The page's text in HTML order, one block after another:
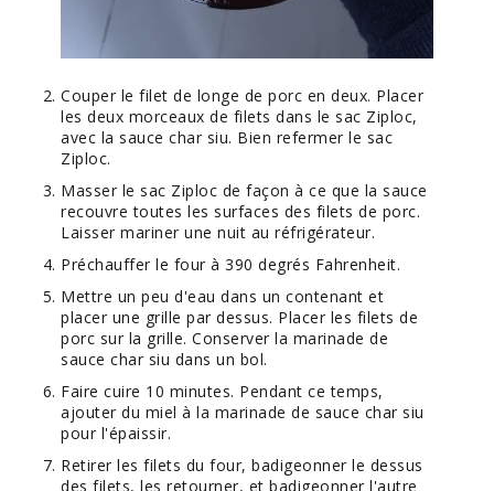
Couper le filet de longe de porc en deux. Placer
les deux morceaux de filets dans le sac Ziploc,
avec la sauce char siu. Bien refermer le sac
Ziploc.
Masser le sac Ziploc de façon à ce que la sauce
recouvre toutes les surfaces des filets de porc.
Laisser mariner une nuit au réfrigérateur.
Préchauffer le four à 390 degrés Fahrenheit.
Mettre un peu d'eau dans un contenant et
placer une grille par dessus. Placer les filets de
porc sur la grille. Conserver la marinade de
sauce char siu dans un bol.
Faire cuire 10 minutes. Pendant ce temps,
ajouter du miel à la marinade de sauce char siu
pour l'épaissir.
Retirer les filets du four, badigeonner le dessus
des filets, les retourner, et badigeonner l'autre